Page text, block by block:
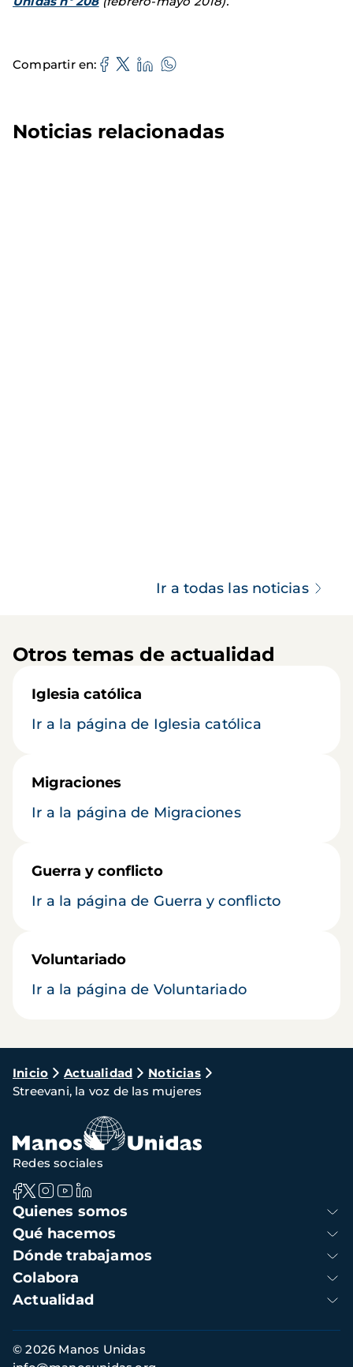
Compartir en
Noticias relacionadas
Ir a todas las noticias
Otros temas de actualidad
Iglesia católica
Ir a la página de Iglesia católica
Migraciones
Ir a la página de Migraciones
Guerra y conflicto
Ir a la página de Guerra y conflicto
Voluntariado
Ir a la página de Voluntariado
Ruta
de
navegación
Inicio Actualidad
Noticias
Streevani, la voz de las mujeres
Navegación
principal
Quienes somos
Qué hacemos
Dónde trabajamos
Colabora
Actualidad
Redes sociales
Información
de
© 2026 Manos Unidas